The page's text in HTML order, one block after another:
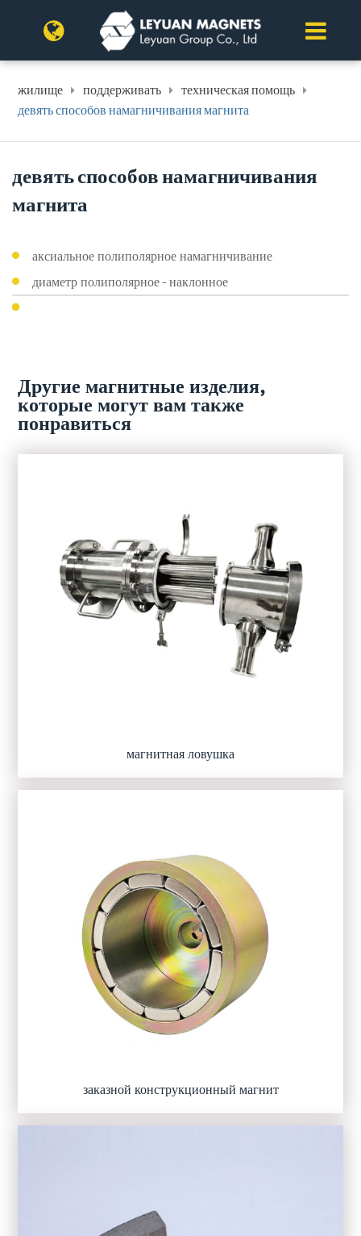
жилище поддерживать
техническая помощь
девять способов намагничивания магнита
девять способов намагничивания
магнита
аксиальное полиполярное намагничивание
диаметр полиполярное - наклонное
Другие магнитные изделия,
которые могут вам также
понравиться
магнитная ловушка
заказной конструкционный магнит